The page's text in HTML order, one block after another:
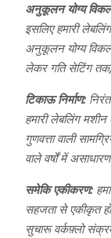
अनुकूलन योग्य
इसलिए हमारी
अनुकूलन योग्य
लेकर गति सेटिंग तक,
टिकाऊ निर्माण:
हमारी लेबलिंग
गुणवत्ता वाली
वाले वर्षों में
समेकि एकीकरण:
सहजता से एकीकृत
सुचारू वर्कफ़्लो